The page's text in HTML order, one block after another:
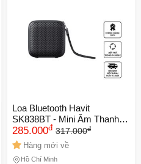
Loa Bluetooth Havit
SK838BT - Mini Âm Thanh
Vòm HD, Chống Nước IPX5,
Thời Gian Pin 8 Giờ, Kết Nối
Bluetooth 5.0
285.000đ 317.000đ
Hàng mới về
Hồ Chí Minh